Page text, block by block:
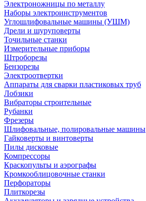
Электроножницы по металлу
Наборы электроинструментов
Углошлифовальные машины (УШМ)
Дрели и шуруповерты
Точильные станки
Измерительные приборы
Штроборезы
Бензорезы
Электроотвертки
Аппараты для сварки пластиковых труб
Лобзики
Вибраторы строительные
Рубанки
Фрезеры
Шлифовальные, полировальные машины
Гайковерты и винтоверты
Пилы дисковые
Компрессоры
Краскопульты и аэрографы
Кромкооблицовочные станки
Перфораторы
Плиткорезы